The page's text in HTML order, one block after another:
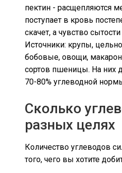
пектин - расщепляются
поступает в кровь
скачет, а чувство
Источники: крупы,
бобовые, овощи,
сортов пшеницы. На них
70-80% углеводной
Сколько
разных целях
Количество углеводов
того, чего вы хотите